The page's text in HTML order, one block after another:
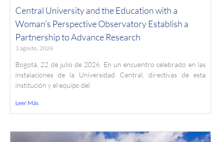
Central University and the Education with a
Woman’s Perspective Observatory Establish a
Partnership to Advance Research
3 agosto, 2026
Bogotá, 22 de julio de 2026. En un encuentro celebrado en las
instalaciones de la Universidad Central, directivas de esta
institución y el equipo del
Leer Más